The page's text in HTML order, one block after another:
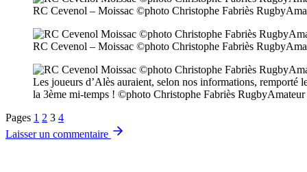
RC Cevenol – Moissac ©photo Christophe Fabriès
RC Cevenol – Moissac ©photo Christophe Fabriès
Les joueurs d’Alès auraient, selon nos informations,
la 3ème mi-temps ! ©photo Christophe Fabriès RugbyAmateur
Pages 1 2 3 4
Laisser un commentaire